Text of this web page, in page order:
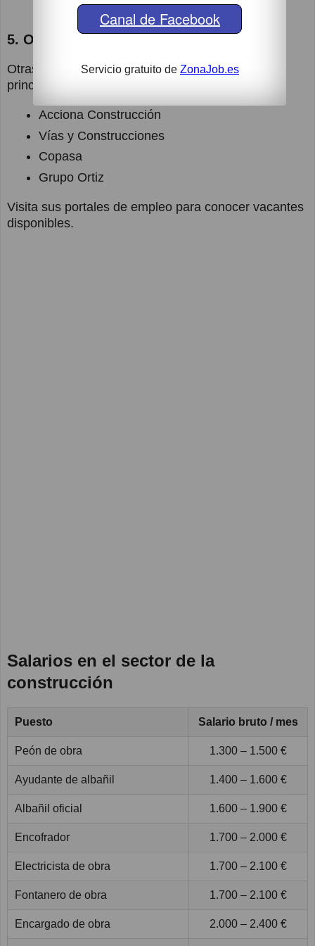
Canal de Facebook
Servicio gratuito de ZonaJob.es
5. Otras empresas destacadas
Otras compañías con oportunidades para
principiantes incluyen:
Acciona Construcción
Vías y Construcciones
Copasa
Grupo Ortiz
Visita sus portales de empleo para conocer vacantes
disponibles.
Salarios en el sector de la
construcción
Puesto Salario bruto / mes
Peón de obra 1.300 – 1.500 €
Ayudante de albañil 1.400 – 1.600 €
Albañil oficial 1.600 – 1.900 €
Encofrador 1.700 – 2.000 €
Electricista de obra 1.700 – 2.100 €
Fontanero de obra 1.700 – 2.100 €
Encargado de obra 2.000 – 2.400 €